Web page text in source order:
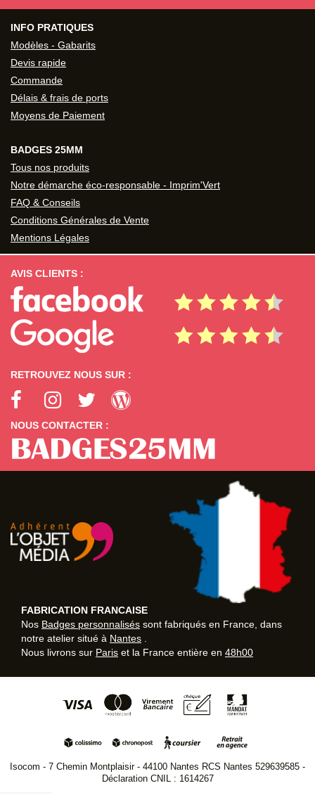
INFO PRATIQUES
Modèles - Gabarits
Devis rapide
Commande
Délais & frais de ports
Moyens de Paiement
BADGES 25MM
Tous nos produits
Notre démarche éco-responsable - Imprim'Vert
FAQ & Conseils
Conditions Générales de Vente
Mentions Légales
AVIS CLIENTS :
RETROUVEZ NOUS SUR :
NOUS CONTACTER :
FABRICATION FRANCAISE
Nos Badges personnalisés sont fabriqués en France, dans
notre atelier situé à Nantes
Nous livrons sur Paris et la France entière en 48h00
Isocom - 7 Chemin Montplaisir - 44100 Nantes RCS Nantes 529639585 -
Déclaration CNIL : 1614267